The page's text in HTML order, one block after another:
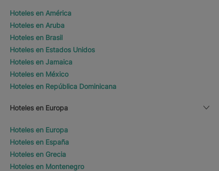
Hoteles en América
Hoteles en Aruba
Hoteles en Brasil
Hoteles en Estados Unidos
Hoteles en Jamaica
Hoteles en México
Hoteles en República Dominicana
Hoteles en Europa
Hoteles en Europa
Hoteles en España
Hoteles en Grecia
Hoteles en Montenegro